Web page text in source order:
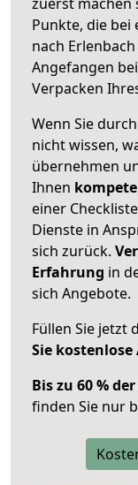
Punkte, die
nach
Angefangen
Verpacken
Wenn Sie
nicht wissen,
übernehmen
Ihnen
einer
Dienste in
sich zurück.
Erfahrung in
sich Angebote.
Füllen Sie jetzt
Sie
Bis zu 60 %
finden Sie nur